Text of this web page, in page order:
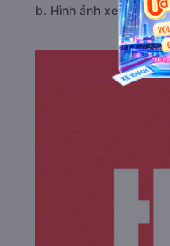
b. Hình ảnh xe HKA GO